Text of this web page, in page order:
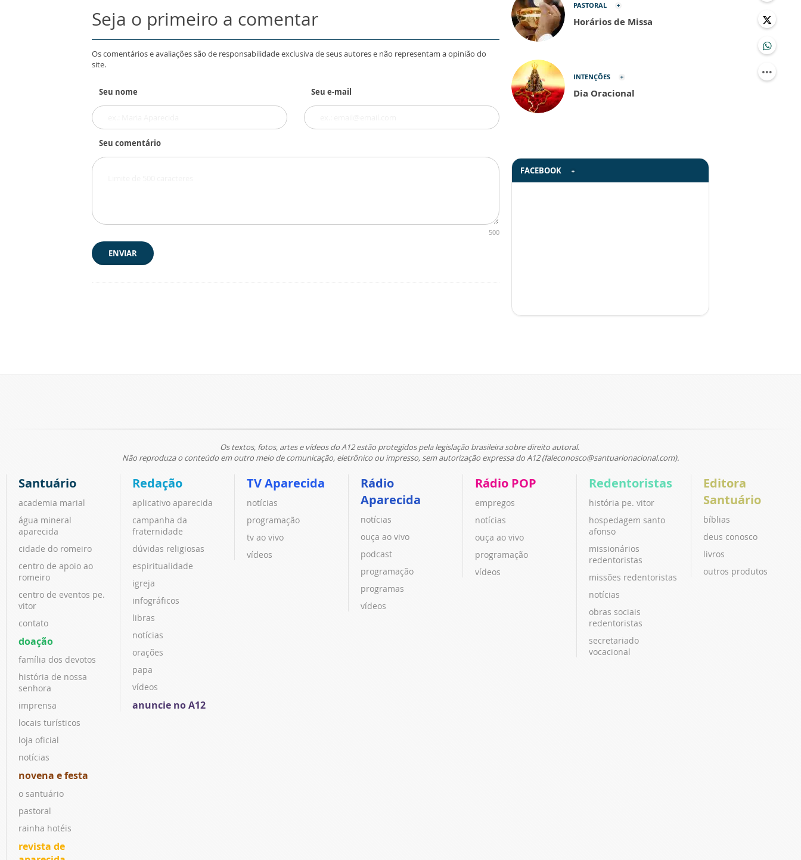
Seja o primeiro a comentar
Os comentários e avaliações são de responsabilidade exclusiva de seus autores e não representam a opinião do
site.
Seu nome Seu e-mail
Seu comentário
500
ENVIAR
PASTORAL
Horários de Missa
INTENÇÕES
Dia Oracional
FACEBOOK
Os textos, fotos, artes e vídeos do A12 estão protegidos pela legislação brasileira sobre direito autoral.
Não reproduza o conteúdo em outro meio de comunicação, eletrônico ou impresso, sem autorização expressa do A12 (faleconosco@santuarionacional.com).
Santuário
academia marial
água mineral
aparecida
cidade do romeiro
centro de apoio ao
romeiro
centro de eventos pe.
vitor
contato
doação
família dos devotos
história de nossa
senhora
imprensa
locais turísticos
loja oficial
notícias
novena e festa
o santuário
pastoral
rainha hotéis
revista de
Redação
aplicativo aparecida
campanha da
fraternidade
dúvidas religiosas
espiritualidade
igreja
infográficos
libras
notícias
orações
papa
vídeos
anuncie no A12
TV Aparecida
notícias
programação
tv ao vivo
vídeos
Rádio
Aparecida
notícias
ouça ao vivo
podcast
programação
programas
vídeos
Rádio POP
empregos
notícias
ouça ao vivo
programação
vídeos
Redentoristas
história pe. vitor
hospedagem santo
afonso
missionários
redentoristas
missões redentoristas
notícias
obras sociais
redentoristas
secretariado
vocacional
Editora
Santuário
bíblias
deus conosco
livros
outros produtos